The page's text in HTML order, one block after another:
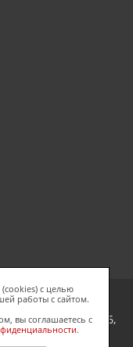
Веб", 2026,
с целью
работы с сайтом.
вы соглашаетесь с
.